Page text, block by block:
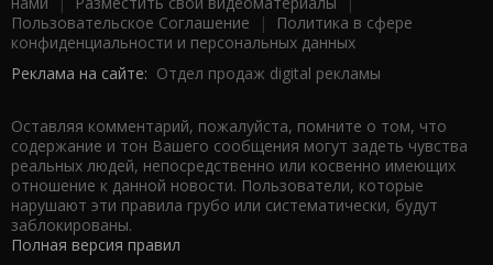
Пользовательское Соглашение |
Политика в сфере
конфиденциальности и персональных данных
Реклама на сайте: Отдел продаж digital рекламы
Оставляя комментарий, пожалуйста, помните о том, что
содержание и тон Вашего сообщения могут задеть чувства
реальных людей, непосредственно или косвенно имеющих
отношение к данной новости. Пользователи, которые
нарушают эти правила грубо или систематически, будут
заблокированы.
Полная версия правил